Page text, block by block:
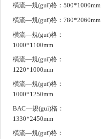
橫流—規(guī)格：500*1000mm
橫流—規(guī)格：780*2060mm
橫流—規(guī)格：
1000*1100mm
橫流—規(guī)格：
1220*1000mm
橫流—規(guī)格：
1000*1250mm
BAC—規(guī)格：
1330*2450mm
橫流—規(guī)格：